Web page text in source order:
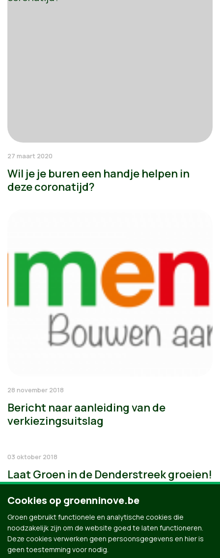
27 maart 2020
Wil je je buren een handje helpen in
deze coronatijd?
28 november 2018
Bericht naar aanleiding van de
verkiezingsuitslag
03 oktober 2018
Laat Groen in de Denderstreek groeien!
Cookies op groenninove.be
Groen gebruikt functionele en analytische cookies die
noodzakelijk zijn om de website goed te laten functioneren.
Deze cookies verwerken geen persoonsgegevens en hier is
geen toestemming voor nodig.